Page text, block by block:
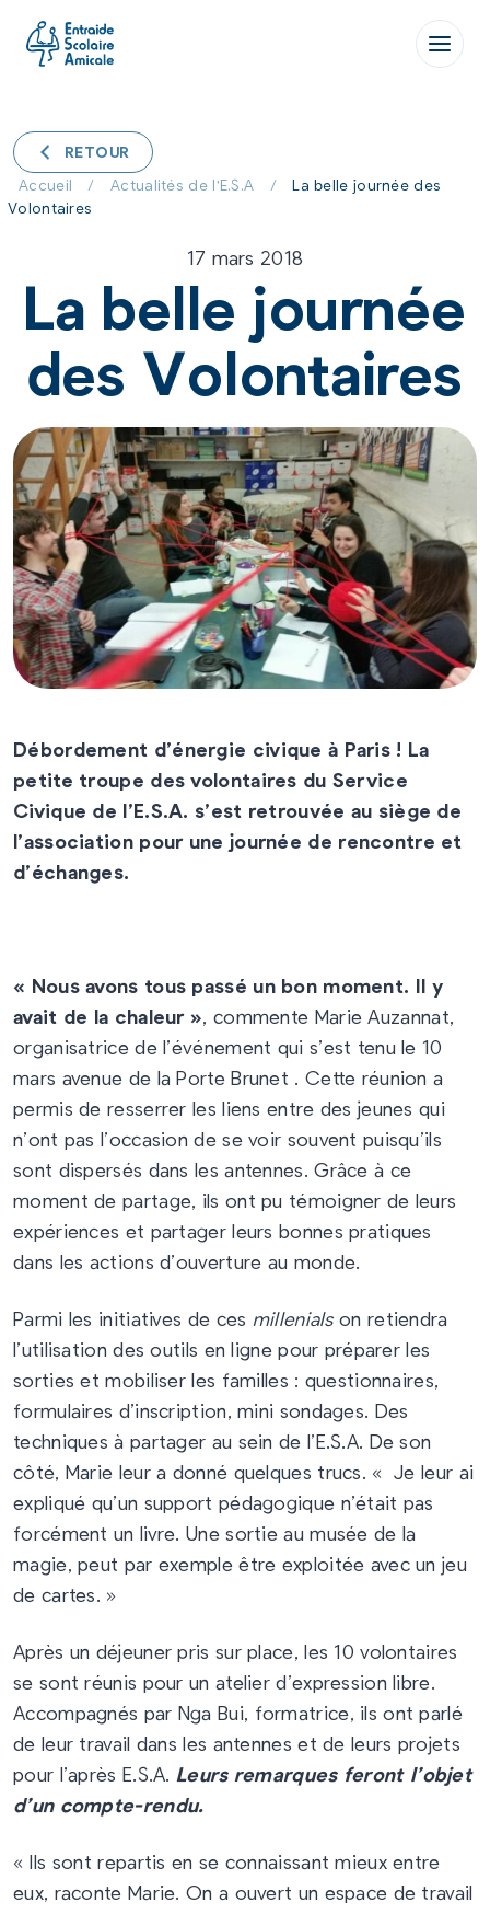
RETOUR
Accueil
/ Actualités de l'E.S.A /
La belle journée des
Volontaires
17 mars 2018
La belle journée
des Volontaires
Débordement d’énergie civique à Paris ! La
petite troupe des volontaires du Service
Civique de l’E.S.A. s’est retrouvée au siège de
l’association pour une journée de rencontre et
d’échanges.
« Nous avons tous passé un bon moment. Il y
avait de la chaleur », commente Marie Auzannat,
organisatrice de l’événement qui s’est tenu le 10
mars avenue de la Porte Brunet . Cette réunion a
permis de resserrer les liens entre des jeunes qui
n’ont pas l’occasion de se voir souvent puisqu’ils
sont dispersés dans les antennes. Grâce à ce
moment de partage, ils ont pu témoigner de leurs
expériences et partager leurs bonnes pratiques
dans les actions d’ouverture au monde.
Parmi les initiatives de ces millenialson retiendra
l’utilisation des outils en ligne pour préparer les
sorties et mobiliser les familles : questionnaires,
formulaires d’inscription, mini sondages. Des
techniques à partager au sein de l’E.S.A. De son
côté, Marie leur a donné quelques trucs. « Je leur ai
expliqué qu’un support pédagogique n’était pas
forcément un livre. Une sortie au musée de la
magie, peut par exemple être exploitée avec un jeu
de cartes. »
Après un déjeuner pris sur place, les 10 volontaires
se sont réunis pour un atelier d’expression libre.
Accompagnés par Nga Bui, formatrice, ils ont parlé
de leur travail dans les antennes et de leurs projets
pour l’après E.S.A. Leurs remarques feront l’objet
d’un compte-rendu.
« Ils sont repartis en se connaissant mieux entre
eux, raconte Marie. On a ouvert un espace de travail